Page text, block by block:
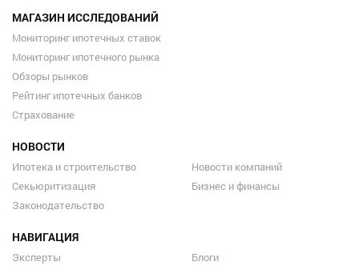
МАГАЗИН ИССЛЕДОВАНИЙ
Мониторинг ипотечных ставок
Мониторинг ипотечного рынка
Обзоры рынков
Рейтинг ипотечных банков
Страхование
НОВОСТИ
Ипотека и строительство
Секьюритизация
Законодательство
Новости компаний
Бизнес и финансы
НАВИГАЦИЯ
Эксперты
Блоги